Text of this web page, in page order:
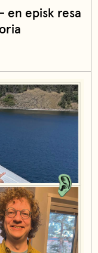
en episk resa